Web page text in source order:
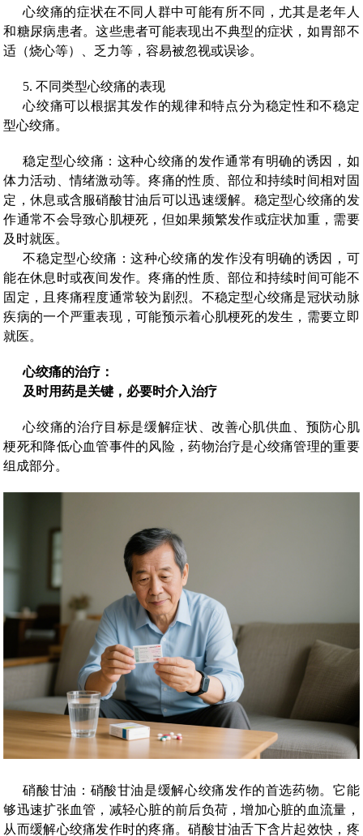
心绞痛的症状在不同人群中可能有所不同，尤其是老年人
和糖尿病患者。这些患者可能表现出不典型的症状，如胃部不
适（烧心等）、乏力等，容易被忽视或误诊。
5. 不同类型心绞痛的表现
心绞痛可以根据其发作的规律和特点分为稳定性和不稳定
型心绞痛。
稳定型心绞痛：这种心绞痛的发作通常有明确的诱因，如
体力活动、情绪激动等。疼痛的性质、部位和持续时间相对固
定，休息或含服硝酸甘油后可以迅速缓解。稳定型心绞痛的发
作通常不会导致心肌梗死，但如果频繁发作或症状加重，需要
及时就医。
不稳定型心绞痛：这种心绞痛的发作没有明确的诱因，可
能在休息时或夜间发作。疼痛的性质、部位和持续时间可能不
固定，且疼痛程度通常较为剧烈。不稳定型心绞痛是冠状动脉
疾病的一个严重表现，可能预示着心肌梗死的发生，需要立即
就医。
心绞痛的治疗：
及时用药是关键，必要时介入治疗
心绞痛的治疗目标是缓解症状、改善心肌供血、预防心肌
梗死和降低心血管事件的风险，药物治疗是心绞痛管理的重要
组成部分。
硝酸甘油：硝酸甘油是缓解心绞痛发作的首选药物。它能
够迅速扩张血管，减轻心脏的前后负荷，增加心脏的血流量，
从而缓解心绞痛发作时的疼痛。硝酸甘油舌下含片起效快，疼